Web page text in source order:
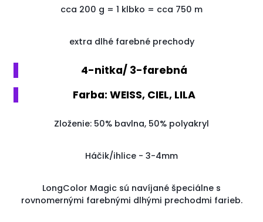
cca 200 g = 1 klbko = cca 750 m
extra dlhé farebné prechody
4-nitka/ 3-farebná
Farba: WEISS, CIEL, LILA
Zloženie: 50% bavlna, 50% polyakryl
Háčik/ihlice - 3-4mm
LongColor Magic sú navíjané špeciálne s
rovnomernými farebnými dlhými prechodmi farieb.